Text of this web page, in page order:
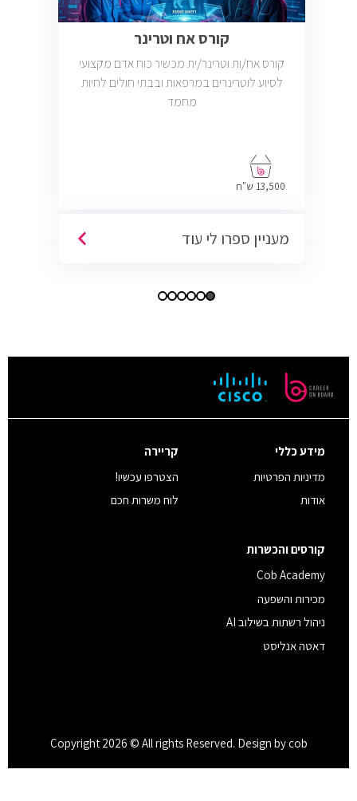
קורס אח וטרינר
קורס אח/ות וטרינר/ית מכשיר כוח אדם מקצועי
לסיוע לוטרינרים במרפאות ובבתי חולים לחיות
מחמד
13,500 ש"ח
מעניין ספרו לי עוד
מידע כללי
מדיניות הפרטיות
אודות
קריירה
הצטרפו עכשיו!
לוח משרות חכם
קורסים והכשרות
Cob Academy
מכירות והשפעה
ניהול רשתות בשילוב AI
דאטה אנליסט
Copyright 2026 © All rights Reserved. Design by cob